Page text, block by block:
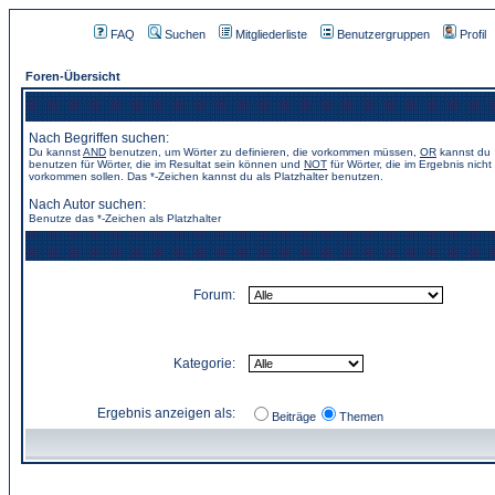
FAQ Suchen Mitgliederliste Benutzergruppen Profil
Foren-Übersicht
Nach Begriffen suchen:
Du kannstAND benutzen, um Wörter zu definieren, die vorkommen müssen, OR kannst du
benutzen für Wörter, die im Resultat sein können und NOT für Wörter, die im Ergebnis nicht
vorkommen sollen. Das *-Zeichen kannst du als Platzhalter benutzen.
Nach Autor suchen:
Benutze das *-Zeichen als Platzhalter
Forum:
Kategorie:
Ergebnis anzeigen als: Beiträge Themen